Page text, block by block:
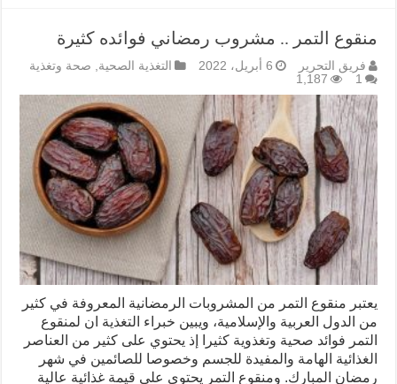
منقوع التمر .. مشروب رمضاني فوائده كثيرة
فريق التحرير 6 أبريل، 2022 التغذية الصحية, صحة وتغذية
1
1,187
يعتبر منقوع التمر من المشروبات الرمضانية المعروفة في كثير
من الدول العربية والإسلامية، ويبين خبراء التغذية ان لمنقوع
التمر فوائد صحية وتغذوية كثيرا إذ يحتوي على كثير من العناصر
الغذائية الهامة والمفيدة للجسم وخصوصا للصائمين في شهر
رمضان المبارك. ومنقوع التمر يحتوى على قيمة غذائية عالية